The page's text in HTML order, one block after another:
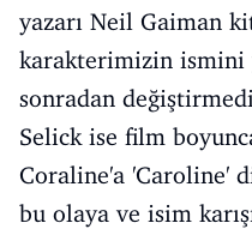
yazarı Neil Gaiman
karakterimizin ismini
sonradan
Selick ise film
Coraline'a 'Caroline'
bu olaya ve isim